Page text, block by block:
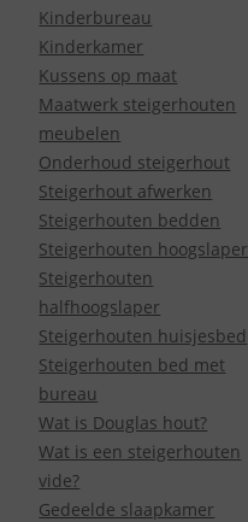
Kinderbureau
Kinderkamer
Kussens op maat
Maatwerk steigerhouten
meubelen
Onderhoud steigerhout
Steigerhout afwerken
Steigerhouten bedden
Steigerhouten hoogslaper
Steigerhouten
halfhoogslaper
Steigerhouten huisjesbed
Steigerhouten bed met
bureau
Wat is Douglas hout?
Wat is een steigerhouten
vide?
Gedeelde slaapkamer